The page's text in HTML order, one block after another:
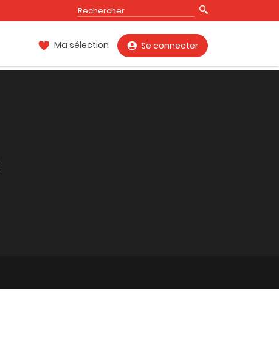
Ma sélection Se connecter